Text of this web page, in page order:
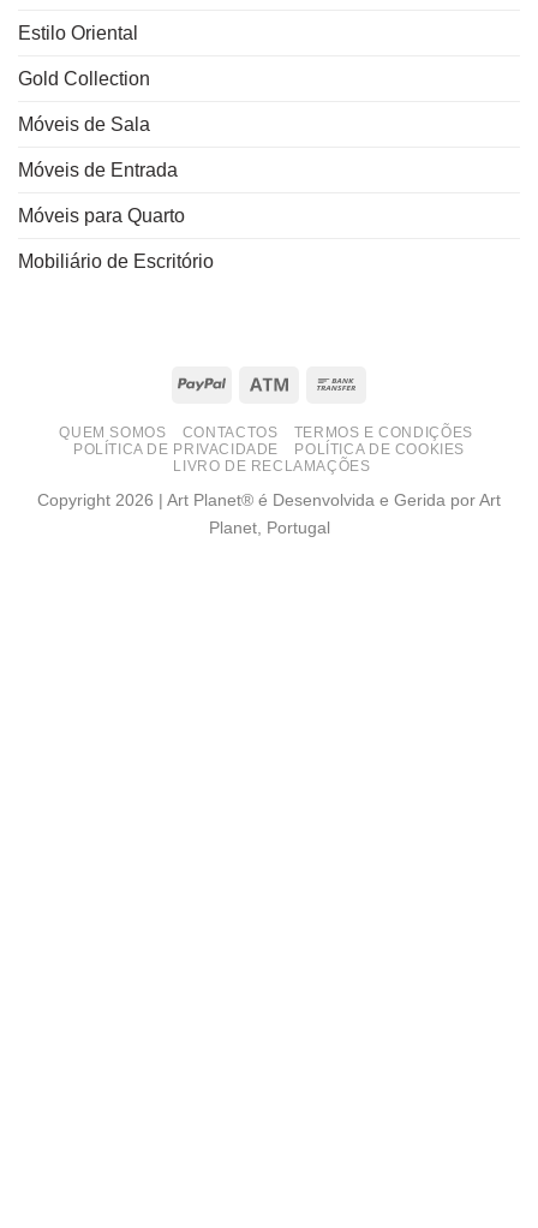
Estilo Oriental
Gold Collection
Móveis de Sala
Móveis de Entrada
Móveis para Quarto
Mobiliário de Escritório
PayPal Atm
QUEM SOMOS CONTACTOS
TERMOS E CONDIÇÕES
POLÍTICA DE PRIVACIDADE
POLÍTICA DE COOKIES
LIVRO DE RECLAMAÇÕES
Copyright 2026 | Art Planet® é Desenvolvida e Gerida por Art
Planet, Portugal